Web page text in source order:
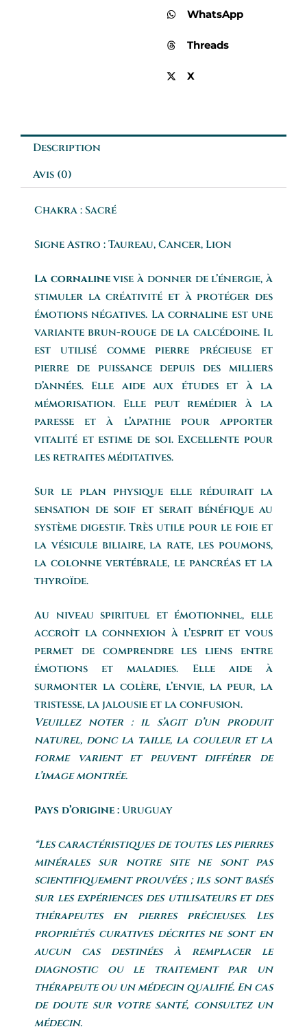
WhatsApp
Threads
X
Description
Avis (0)
Chakra : Sacré
Signe Astro : Taureau, Cancer, Lion
La cornalinevise à donner de l’énergie, à
stimuler la créativité et à protéger des
émotions négatives. La cornaline est une
variante brun-rouge de la calcédoine. Il
est utilisé comme pierre précieuse et
pierre de puissance depuis des milliers
d’années. Elle aide aux études et à la
mémorisation. Elle peut remédier à la
paresse et à l’apathie pour apporter
vitalité et estime de soi. Excellente pour
les retraites méditatives.
Sur le plan physique elle réduirait la
sensation de soif et serait bénéfique au
système digestif. Très utile pour le foie et
la vésicule biliaire, la rate, les poumons,
la colonne vertébrale, le pancréas et la
thyroïde.
Au niveau spirituel et émotionnel, elle
accroît la connexion à l’esprit et vous
permet de comprendre les liens entre
émotions et maladies. Elle aide à
surmonter la colère, l’envie, la peur, la
tristesse, la jalousie et la confusion.
Veuillez noter : il s’agit d’un produit
naturel, donc la taille, la couleur et la
forme varient et peuvent différer de
l’image montrée.
Pays d’origine : Uruguay
*Les caractéristiques de toutes les pierres
minérales sur notre site ne sont pas
scientifiquement prouvées ; ils sont basés
sur les expériences des utilisateurs et des
thérapeutes en pierres précieuses. Les
propriétés curatives décrites ne sont en
aucun cas destinées à remplacer le
diagnostic ou le traitement par un
thérapeute ou un médecin qualifié. En cas
de doute sur votre santé, consultez un
médecin.